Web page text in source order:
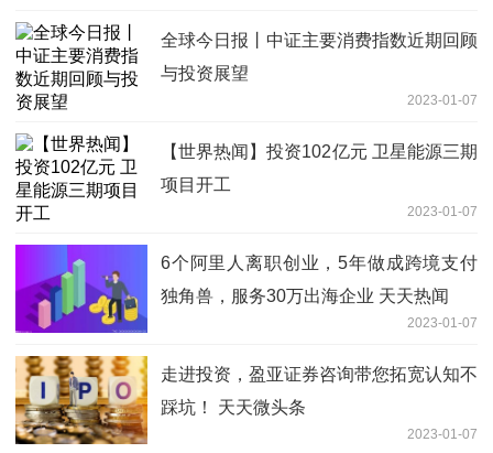
全球今日报丨中证主要消费指数近期回顾
与投资展望
2023-01-07
【世界热闻】投资102亿元 卫星能源三期
项目开工
2023-01-07
6个阿里人离职创业，5年做成跨境支付
独角兽，服务30万出海企业 天天热闻
2023-01-07
走进投资，盈亚证券咨询带您拓宽认知不
踩坑！ 天天微头条
2023-01-07